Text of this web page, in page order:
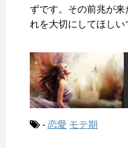
ずです。その前兆が
れを大切にしてほしい
- 恋愛 モテ期